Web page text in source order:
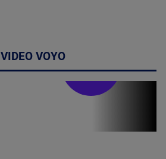
VIDEO VOYO